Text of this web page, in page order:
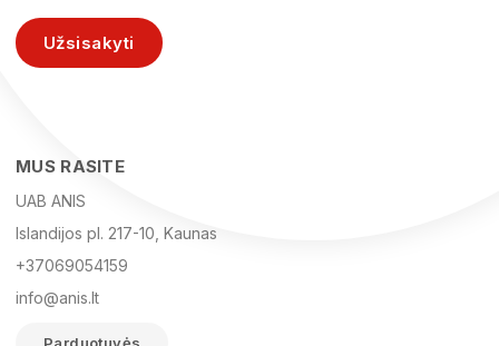
Užsisakyti
MUS RASITE
UAB ANIS
Islandijos pl. 217-10, Kaunas
+37069054159
info@anis.lt